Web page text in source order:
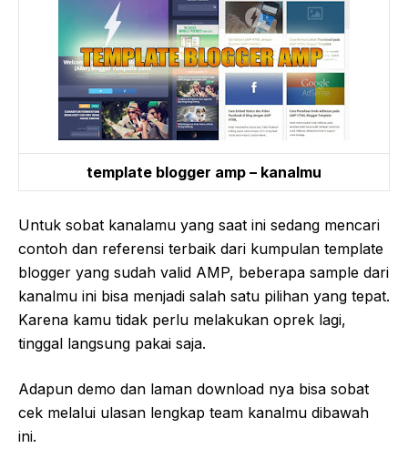
template blogger amp – kanalmu
Untuk sobat kanalamu yang saat ini sedang mencari
contoh dan referensi terbaik dari kumpulan template
blogger yang sudah valid AMP, beberapa sample dari
kanalmu ini bisa menjadi salah satu pilihan yang tepat.
Karena kamu tidak perlu melakukan oprek lagi,
tinggal langsung pakai saja.
Adapun demo dan laman download nya bisa sobat
cek melalui ulasan lengkap team kanalmu dibawah
ini.